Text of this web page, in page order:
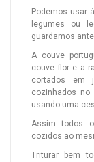
Podemos usar
legumes ou
guardamos
A couve
couve flor e a
cortados em
cozinhados no
usando uma
Assim todos
cozidos ao
Triturar bem